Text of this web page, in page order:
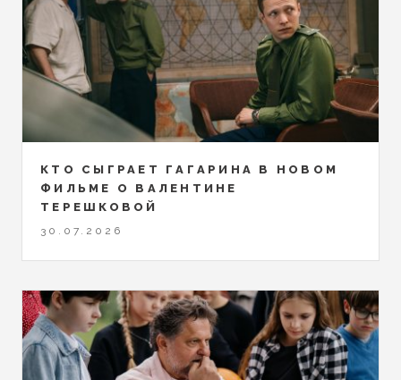
КТО СЫГРАЕТ ГАГАРИНА В НОВОМ
ФИЛЬМЕ О ВАЛЕНТИНЕ
ТЕРЕШКОВОЙ
30.07.2026